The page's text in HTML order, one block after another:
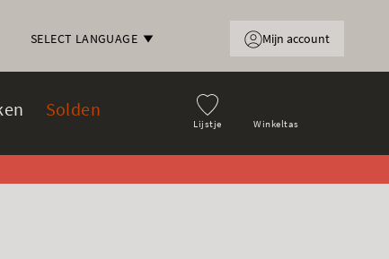
SELECT LANGUAGE
Lijstje Winkeltas
Solden
Mijn account